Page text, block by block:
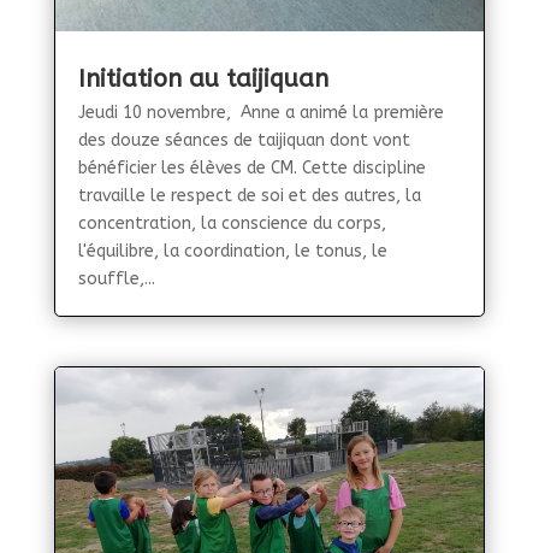
Initiation au taijiquan
Jeudi 10 novembre, Anne a animé la première
des douze séances de taijiquan dont vont
bénéficier les élèves de CM. Cette discipline
travaille le respect de soi et des autres, la
concentration, la conscience du corps,
l'équilibre, la coordination, le tonus, le
souffle,...